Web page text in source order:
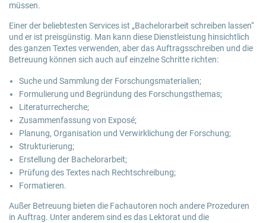
müssen.
Einer der beliebtesten Services ist „Bachelorarbeit schreiben lassen“
und er ist preisgünstig. Man kann diese Dienstleistung hinsichtlich
des ganzen Textes verwenden, aber das Auftragsschreiben und die
Betreuung können sich auch auf einzelne Schritte richten:
Suche und Sammlung der Forschungsmaterialien;
Formulierung und Begründung des Forschungsthemas;
Literaturrecherche;
Zusammenfassung von Exposé;
Planung, Organisation und Verwirklichung der Forschung;
Strukturierung;
Erstellung der Bachelorarbeit;
Prüfung des Textes nach Rechtschreibung;
Formatieren.
Außer Betreuung bieten die Fachautoren noch andere Prozeduren
in Auftrag. Unter anderem sind es das Lektorat und die